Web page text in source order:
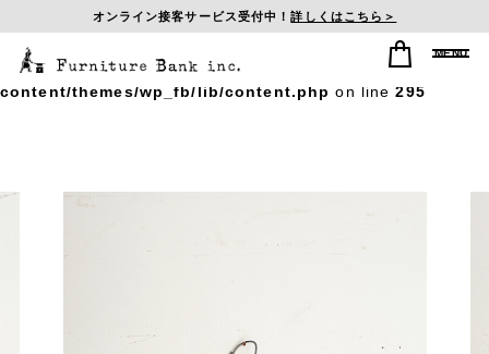
: Undefined array key "postid_history" in
/home/sasagumi/f-b-inc.com/public_html/wp/wp-
content/themes/wp_fb/lib/content.php on line295
オンライン接客サービス受付中！詳しくはこちら＞